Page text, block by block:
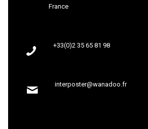
France
+33(0)2 35 65 81 98
interposter@wanadoo.fr